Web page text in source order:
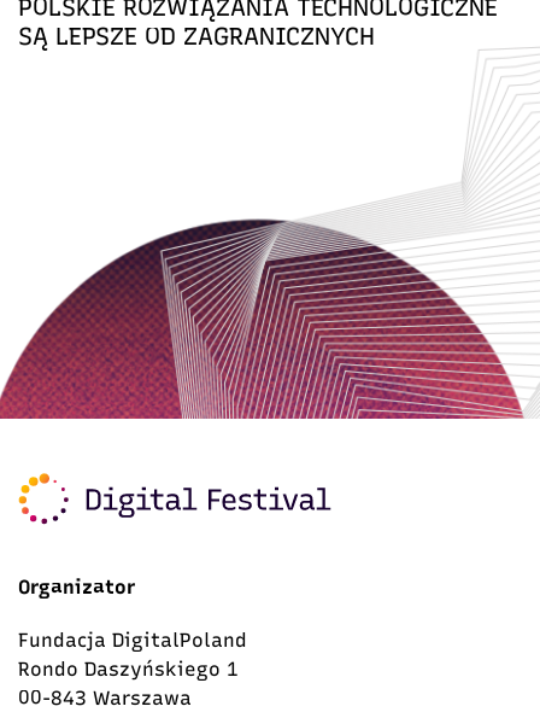
POLSKIE ROZWIĄZANIA TECHNOLOGICZNE
SĄ LEPSZE OD ZAGRANICZNYCH
Organizator
Fundacja DigitalPoland
Rondo Daszyńskiego 1
00-843 Warszawa